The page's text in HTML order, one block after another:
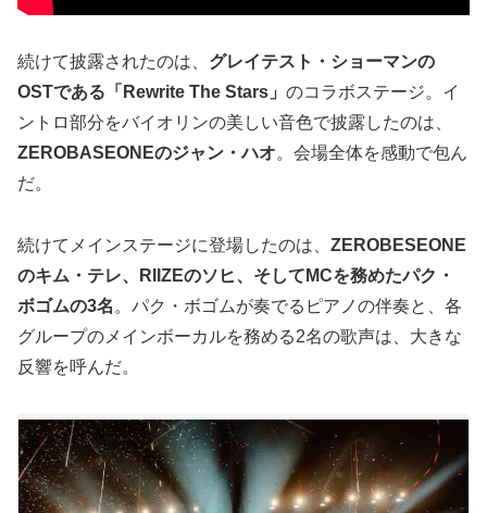
続けて披露されたのは、 グレイテスト・ショーマンの
OSTである「Rewrite The Stars」 のコラボステージ。イ
ントロ部分をバイオリンの美しい音色で披露したのは、
ZEROBASEONEのジャン・ハオ。会場全体を感動で包ん
だ。
続けてメインステージに登場したのは、 ZEROBESEONE
のキム・テレ、RIIZEのソヒ、そしてMCを務めたパク・
ボゴムの3名 。パク・ボゴムが奏でるピアノの伴奏と、各
グループのメインボーカルを務める2名の歌声は、大きな
反響を呼んだ。